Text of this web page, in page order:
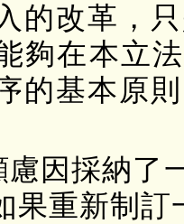
的改革，
夠在本立
的基本原
慮因採納了
果重新制